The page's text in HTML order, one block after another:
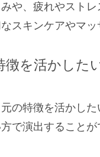
や、疲れやスト
スキンケアやマ
徴を活かした
の特徴を活かし
で演出すること